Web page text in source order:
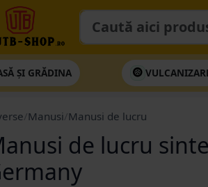
ȘI GRĂDINA
Manusi Manusi de lucru
de lucru